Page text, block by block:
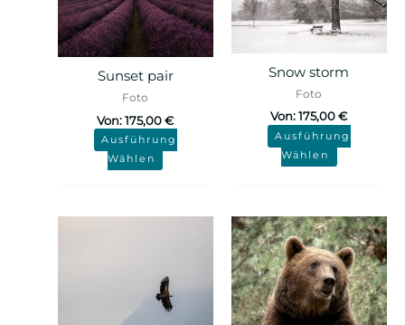
Sunset pair
Foto
Von:175,00€
Ausführung
Wählen
Snow storm
Foto
Von:175,00€
Ausführung
Wählen